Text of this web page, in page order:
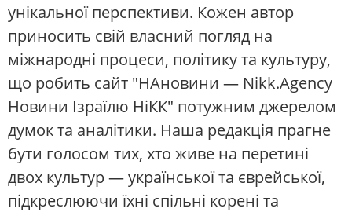
унікальної перспективи. Кожен автор
приносить свій власний погляд на
міжнародні процеси, політику та культуру,
що робить сайт "НАновини — Nikk.Agency
Новини Ізраїлю НіКК" потужним джерелом
думок та аналітики. Наша редакція прагне
бути голосом тих, хто живе на перетині
двох культур — української та єврейської,
підкреслюючи їхні спільні корені та